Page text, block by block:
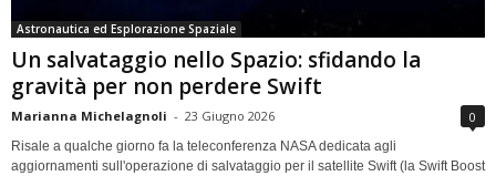
Astronautica ed Esplorazione Spaziale
Un salvataggio nello Spazio: sfidando la
gravità per non perdere Swift
Marianna Michelagnoli - 23 Giugno 2026 0
Risale a qualche giorno fa la teleconferenza NASA dedicata agli
aggiornamenti sull'operazione di salvataggio per il satellite Swift (la Swift Boost